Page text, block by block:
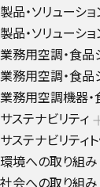
製品・ソリュー
製品・ソリュー
業務用空調・食品
業務用空調・食
業務用空調機器
サステナビリティ
サステナビリティ
環境への取り組み
社会への取り組み